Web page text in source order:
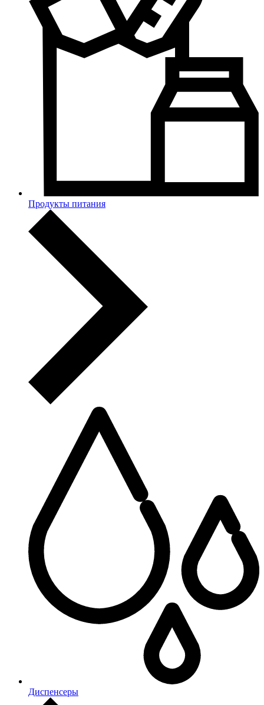
Продукты питания
Диспенсеры